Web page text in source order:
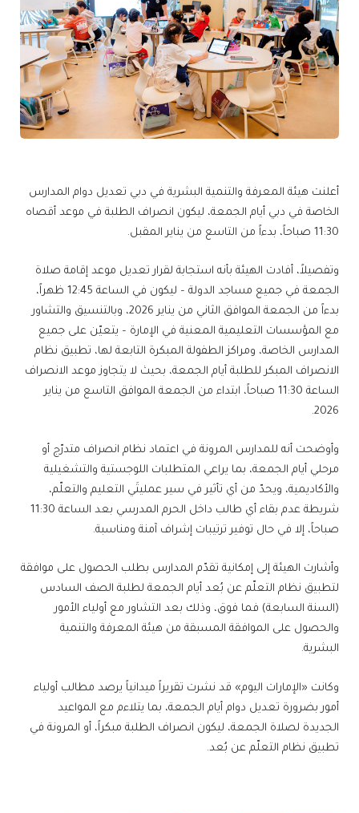
أعلنت هيئة المعرفة والتنمية البشرية في دبي تعديل دوام المدارس
الخاصة في دبي أيام الجمعة، ليكون انصراف الطلبة في موعد أقصاه
11:30 صباحاً، بدءاً من التاسع من يناير المقبل.
وتفصيلاً، أفادت الهيئة بأنه استجابة لقرار تعديل موعد إقامة صلاة
الجمعة في جميع مساجد الدولة – ليكون في الساعة 12:45 ظهراً،
بدءاً من الجمعة الموافق الثاني من يناير 2026، وبالتنسيق والتشاور
مع المؤسسات التعليمية المعنية في الإمارة – يتعيّن على جميع
المدارس الخاصة، ومراكز الطفولة المبكرة التابعة لها، تطبيق نظام
الانصراف المبكر للطلبة أيام الجمعة، بحيث لا يتجاوز موعد الانصراف
الساعة 11:30 صباحاً، ابتداء من الجمعة الموافق التاسع من يناير
2026.
وأوضحت أنه للمدارس المرونة في اعتماد نظام انصراف متدرّج أو
مرحلي أيام الجمعة، بما يراعي المتطلبات اللوجستية والتشغيلية
والأكاديمية، ويحدّ من أي تأثير في سير عمليتَي التعليم والتعلّم،
شريطة عدم بقاء أي طالب داخل الحرم المدرسي بعد الساعة 11:30
صباحاً، إلا في حال توفير ترتيبات إشراف آمنة ومناسبة.
وأشارت الهيئة إلى إمكانية تقدّم المدارس بطلب الحصول على موافقة
لتطبيق نظام التعلّم عن بُعد أيام الجمعة لطلبة الصف السادس
(السنة السابعة) فما فوق، وذلك بعد التشاور مع أولياء الأمور
والحصول على الموافقة المسبقة من هيئة المعرفة والتنمية
البشرية.
وكانت «الإمارات اليوم» قد نشرت تقريراً ميدانياً يرصد مطالب أولياء
أمور بضرورة تعديل دوام أيام الجمعة، بما يتلاءم مع المواعيد
الجديدة لصلاة الجمعة، ليكون انصراف الطلبة مبكراً، أو المرونة في
تطبيق نظام التعلّم عن بُعد.